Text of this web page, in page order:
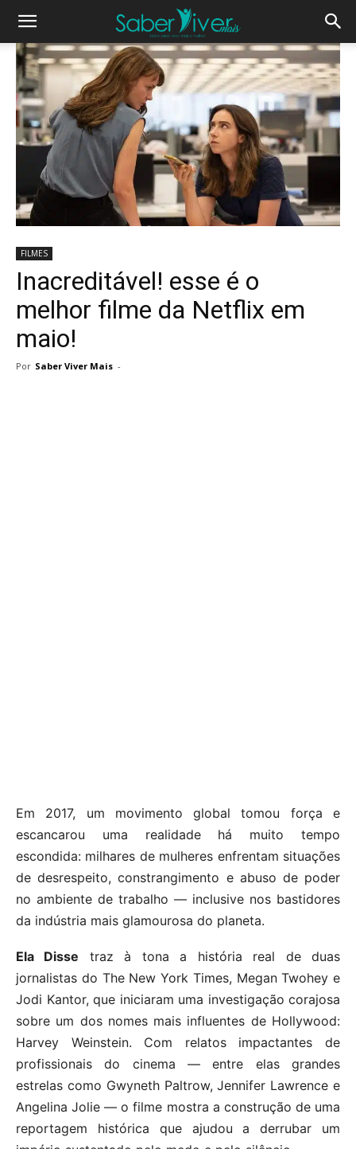
FILMES
Inacreditável! esse é o
melhor filme da Netflix em
maio!
Por Saber Viver Mais -
Em 2017, um movimento global tomou força e
escancarou uma realidade há muito tempo
escondida: milhares de mulheres enfrentam situações
de desrespeito, constrangimento e abuso de poder
no ambiente de trabalho — inclusive nos bastidores
da indústria mais glamourosa do planeta.
Ela Disse traz à tona a história real de duas
jornalistas do The New York Times, Megan Twohey e
Jodi Kantor, que iniciaram uma investigação corajosa
sobre um dos nomes mais influentes de Hollywood:
Harvey Weinstein. Com relatos impactantes de
profissionais do cinema — entre elas grandes
estrelas como Gwyneth Paltrow, Jennifer Lawrence e
Angelina Jolie — o filme mostra a construção de uma
reportagem histórica que ajudou a derrubar um